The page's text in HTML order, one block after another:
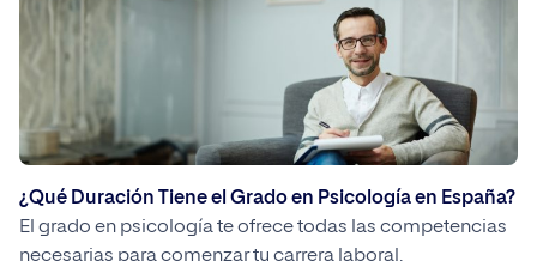
¿Qué Duración Tiene el Grado en Psicología en España?
El grado en psicología te ofrece todas las competencias
necesarias para comenzar tu carrera laboral.